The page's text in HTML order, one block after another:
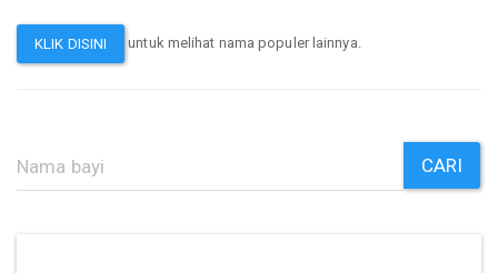
KLIK DISINI untuk melihat nama populer lainnya.
CARI